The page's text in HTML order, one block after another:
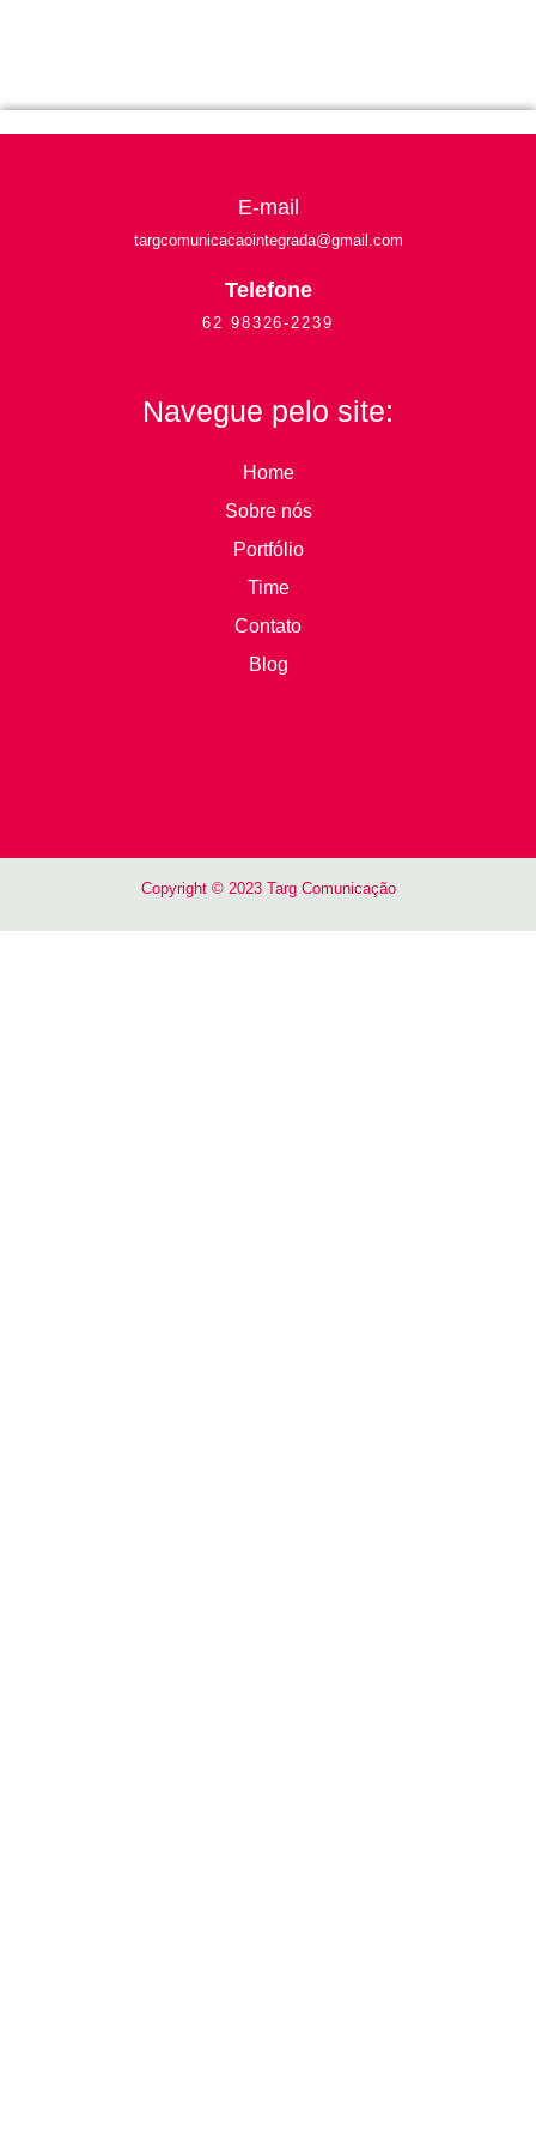
E-mail
targcomunicacaointegrada@gmail.com
Telefone
62 98326-2239
Navegue pelo site:
Home
Sobre nós
Portfólio
Time
Contato
Blog
Copyright © 2023 Targ Comunicação